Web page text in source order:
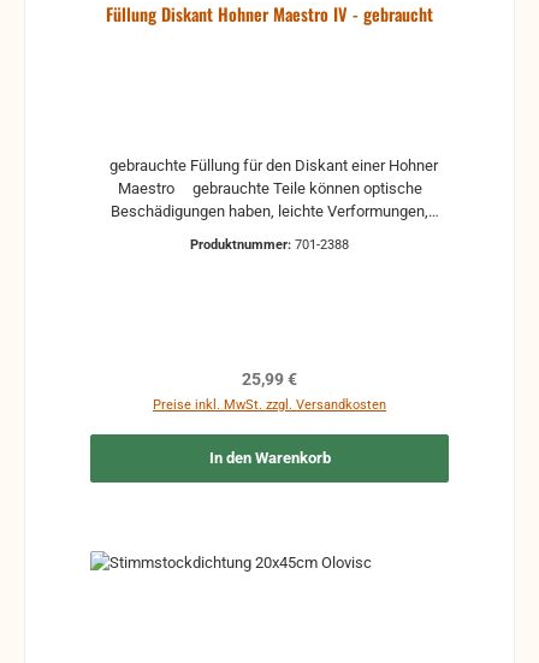
Füllung Diskant Hohner Maestro IV - gebraucht
Maestro gebrauchte Teile können optische
Beschädigungen haben, leichte Verformungen,
Produktnummer: 701-2388
Regulärer Preis:
25,99 €
Preise inkl. MwSt. zzgl. Versandkosten
In den Warenkorb